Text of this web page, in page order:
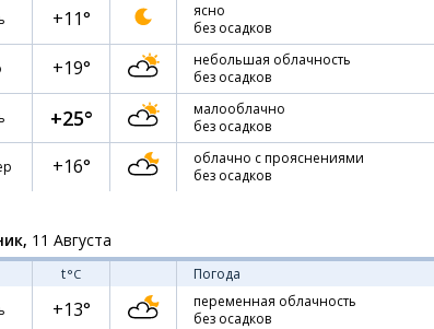
+11°
ясно
без осадков
+19°
небольшая облачность
без осадков
+25°
малооблачно
без осадков
+16°
облачно с прояснениями
без осадков
11 Августа
t°C Погода
+13°
переменная облачность
без осадков